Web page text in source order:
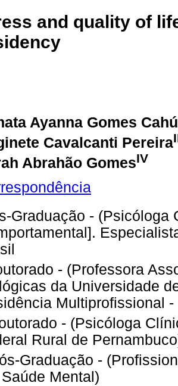
and quality of
Ayanna Gomes Cahú
Cavalcanti Pereira
Abrahão GomesIV
Graduação - (Psicóloga
- (Professora
da Universidade
Multiprofissional -
- (Psicóloga
Rural de
Graduação -
Mental)